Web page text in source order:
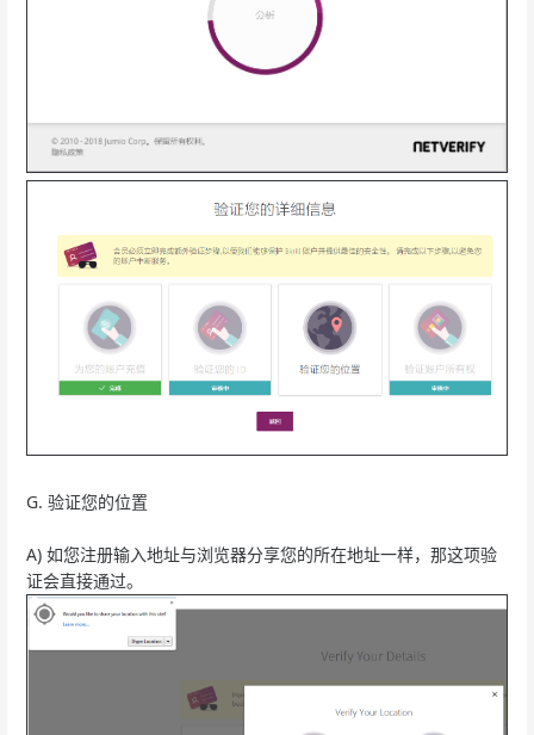
G. 验证您的位置
A) 如您注册输入地址与浏览器分享您的所在地址一样，那这项验
证会直接通过。